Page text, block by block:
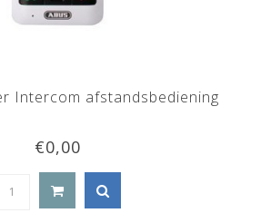
Intercom afstandsbediening
€0,00